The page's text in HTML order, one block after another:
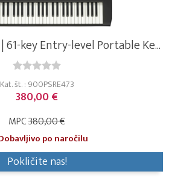
| 61-key Entry-level Portable Ke...
Kat. št. : 900PSRE473
380,00 €
MPC380,00 €
po naročilu
Pokličite nas!